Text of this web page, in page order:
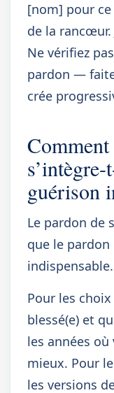
[nom] pour ce
de la rancœur.
Ne vérifiez
pardon —
crée
guérison
Le pardon de
que le pardon
indispensable.
Pour les
blessé(e) et
les années
mieux. Pour
les versions